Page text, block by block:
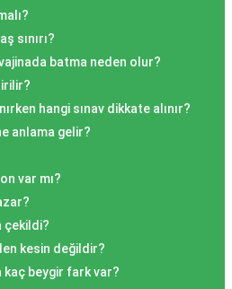
sınırı?
batma neden olur?
hangi sınav dikkate alınır?
anlama gelir?
var mı?
çekildi?
kesin değildir?
kaç beygir fark var?